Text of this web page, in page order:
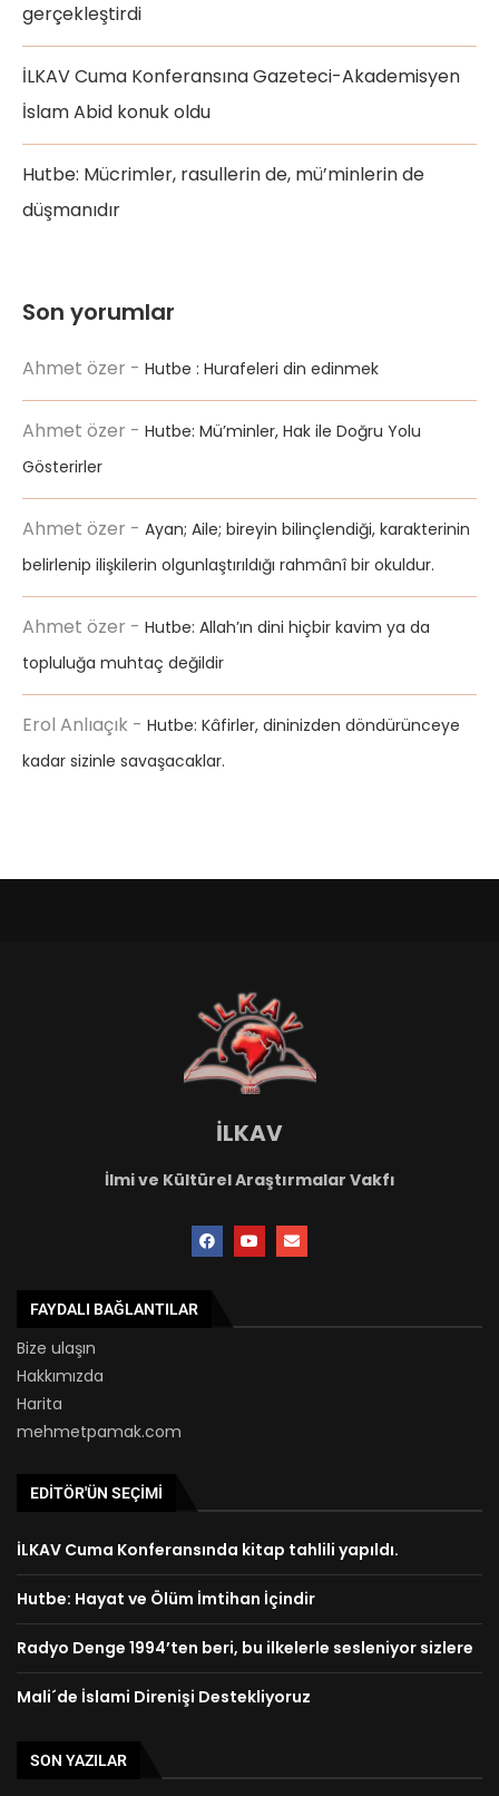
gerçekleştirdi
İLKAV Cuma Konferansına Gazeteci-Akademisyen
İslam Abid konuk oldu
Hutbe: Mücrimler, rasullerin de, mü’minlerin de
düşmanıdır
Son yorumlar
Ahmet özer - Hutbe : Hurafeleri din edinmek
Ahmet özer - Hutbe: Mü’minler, Hak ile Doğru Yolu
Gösterirler
Ahmet özer - Ayan; Aile; bireyin bilinçlendiği, karakterinin
belirlenip ilişkilerin olgunlaştırıldığı rahmânî bir okuldur.
Ahmet özer - Hutbe: Allah’ın dini hiçbir kavim ya da
topluluğa muhtaç değildir
Erol Anlıaçık - Hutbe: Kâfirler, dininizden döndürünceye
kadar sizinle savaşacaklar.
İLKAV
İlmi ve Kültürel Araştırmalar Vakfı
FAYDALI BAĞLANTILAR
Bize ulaşın
Hakkımızda
Harita
mehmetpamak.com
EDITÖR'ÜN SEÇIMI
İLKAV Cuma Konferansında kitap tahlili yapıldı.
Hutbe: Hayat ve Ölüm İmtihan İçindir
Radyo Denge 1994’ten beri, bu ilkelerle sesleniyor sizlere
Mali´de İslami Direnişi Destekliyoruz
SON YAZILAR